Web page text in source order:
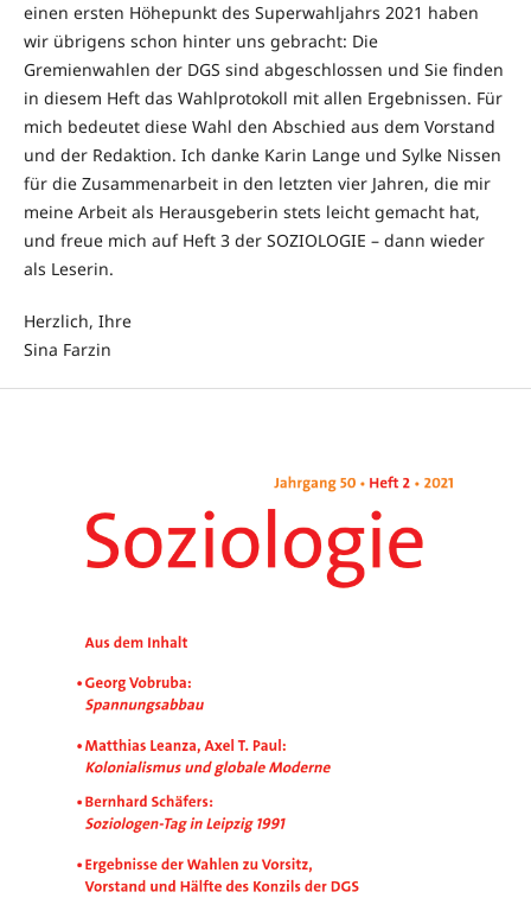
einen ersten Höhepunkt des Superwahljahrs 2021 haben
wir übrigens schon hinter uns gebracht: Die
Gremienwahlen der DGS sind abgeschlossen und Sie finden
in diesem Heft das Wahlprotokoll mit allen Ergebnissen. Für
mich bedeutet diese Wahl den Abschied aus dem Vorstand
und der Redaktion. Ich danke Karin Lange und Sylke Nissen
für die Zusammenarbeit in den letzten vier Jahren, die mir
meine Arbeit als Herausgeberin stets leicht gemacht hat,
und freue mich auf Heft 3 der SOZIOLOGIE – dann wieder
als Leserin.
Herzlich, Ihre
Sina Farzin